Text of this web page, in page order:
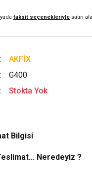
yada taksit seçenekleriyle satın
AKFİX
G400
Stokta Yok
Bilgisi
Neredeyiz ?